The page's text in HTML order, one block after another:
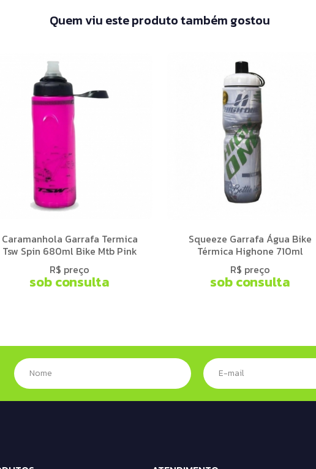
Quem viu este produto também gostou
Caramanhola Garrafa Termica
Tsw Spin 680ml Bike Mtb Pink
R$ preço
sob consulta
Squeeze Garrafa Água Bike
Térmica Highone 710ml
R$ preço
sob consulta